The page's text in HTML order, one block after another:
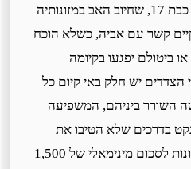
עסקינן בקטינה שהינה היום כבת 17, שחיוב האב במזונותיה
קשר עם אביה, כשלא הוכח
ביטולם יפגעו בקיומה
יש חלק באי קיום כל
השורר ביניהם, המשפיעה
בדרכים שלא הטיבו את
משכך, הופחתו המזונות לסכום מינימאלי של 1,500